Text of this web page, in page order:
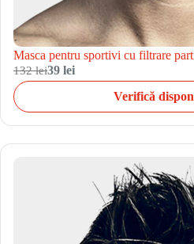
Masca pentru sportivi cu filtrare
132 lei39 lei
Verifică